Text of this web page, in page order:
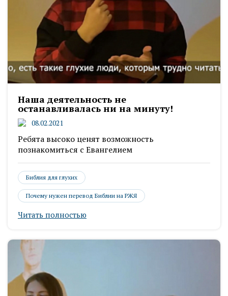
Наша деятельность не
останавливалась ни на минуту!
08.02.2021
Ребята высоко ценят возможность
познакомиться с Евангелием
Библия для глухих
Почему нужен перевод Библии на РЖЯ
Читать полностью